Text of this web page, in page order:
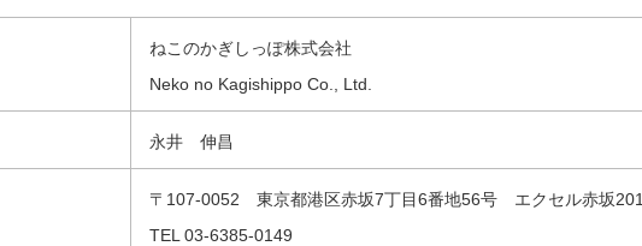
ねこのかぎしっぽ株式会社
Neko no Kagishippo Co., Ltd.
永井 伸昌
〒107-0052 東京都港区赤坂7丁目6番地56号 エクセル赤坂201
TEL 03-6385-0149